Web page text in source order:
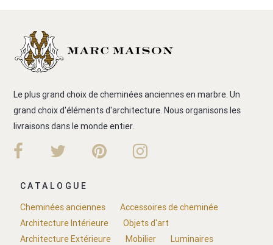
Le plus grand choix de cheminées anciennes en marbre. Un
grand choix d'éléments d'architecture. Nous organisons les
livraisons dans le monde entier.
CATALOGUE
Cheminées anciennes
Accessoires de cheminée
Architecture Intérieure
Objets d'art
Architecture Extérieure
Mobilier
Luminaires